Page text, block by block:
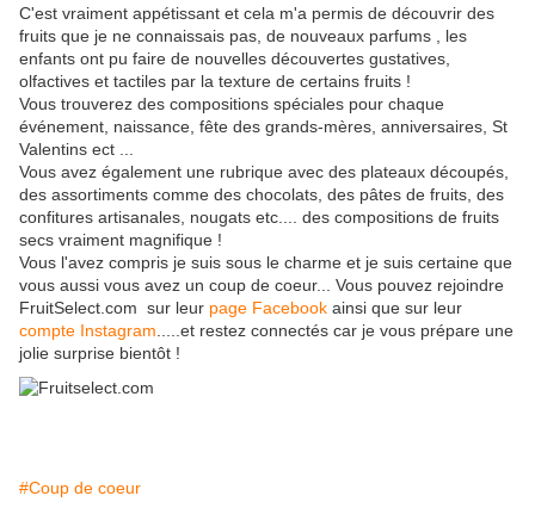
C'est vraiment appétissant et cela m'a permis de découvrir des
fruits que je ne connaissais pas, de nouveaux parfums , les
enfants ont pu faire de nouvelles découvertes gustatives,
olfactives et tactiles par la texture de certains fruits !
Vous trouverez des compositions spéciales pour chaque
événement, naissance, fête des grands-mères, anniversaires, St
Valentins ect ...
Vous avez également une rubrique avec des plateaux découpés,
des assortiments comme des chocolats, des pâtes de fruits, des
confitures artisanales, nougats etc.... des compositions de fruits
secs vraiment magnifique !
Vous l'avez compris je suis sous le charme et je suis certaine que
vous aussi vous avez un coup de coeur... Vous pouvez rejoindre
FruitSelect.com sur leur page Facebook ainsi que sur leur
compte Instagram .....et restez connectés car je vous prépare une
jolie surprise bientôt !
#Coup de coeur